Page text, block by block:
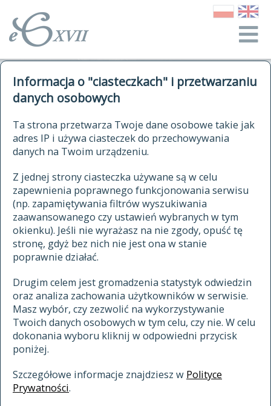
Informacja o "ciasteczkach" i przetwarzaniu
danych osobowych
Ta strona przetwarza Twoje dane osobowe takie jak
adres IP i używa ciasteczek do przechowywania
danych na Twoim urządzeniu.
Z jednej strony ciasteczka używane są w celu
zapewnienia poprawnego funkcjonowania serwisu
(np. zapamiętywania filtrów wyszukiwania
zaawansowanego czy ustawień wybranych w tym
okienku). Jeśli nie wyrażasz na nie zgody, opuść tę
stronę, gdyż bez nich nie jest ona w stanie
poprawnie działać.
Drugim celem jest gromadzenia statystyk odwiedzin
oraz analiza zachowania użytkowników w serwisie.
Masz wybór, czy zezwolić na wykorzystywanie
Twoich danych osobowych w tym celu, czy nie. W celu
dokonania wyboru kliknij w odpowiedni przycisk
poniżej.
Szczegółowe informacje znajdziesz w Polityce
Prywatności.
autorzy Słownika
historia
publikacje
źródła
autorzy tekstów źródłowych
zasady opracowania
statystyki
najnowsze hasła
ostatnio zmodyfikowane hasła
materiały archiwalne
cytowanie
kontakt
kwerendy
jak cytować Słownik
ELEKTRONICZNY SŁOWNIK
JĘZYKA POLSKIEGO
XVII I XVIII WIEKU
znajdź hasła
zaczynające się od